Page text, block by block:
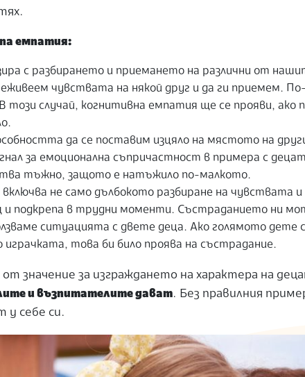
емпатия:
с разбирането и приемането на различни от
чувствата на някой друг и да ги приемем.
този случай, когнитивна емпатия ще се прояви, ако
да се поставим изцяло на мястото на
за емоционална съпричастност в примера с
тъжно, защото е натъжило по-малкото.
не само дълбокото разбиране на чувствата
и подкрепа в трудни моменти. Състраданието ни
ситуацията с двете деца. Ако голямото дете
това би било проява на състрадание.
значение за изграждането на характера на
и възпитателите дават. Без правилния
у себе си.